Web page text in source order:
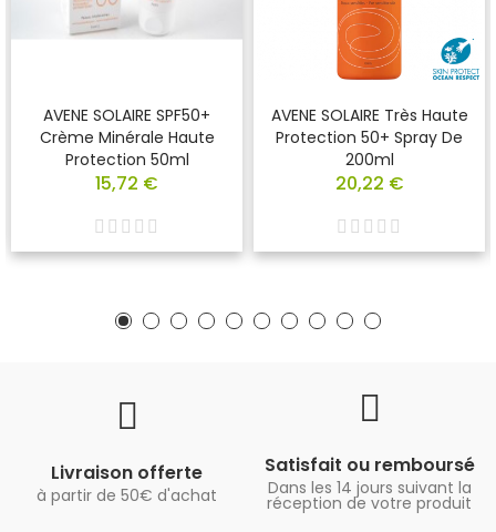
AVENE SOLAIRE SPF50+
Crème Minérale Haute
Protection 50ml
15,72 €
AVENE SOLAIRE Très Haute
Protection 50+ Spray De
200ml
20,22 €
Livraison offerte
à partir de 50€ d'achat
Satisfait ou remboursé
Dans les 14 jours suivant la
réception de votre produit